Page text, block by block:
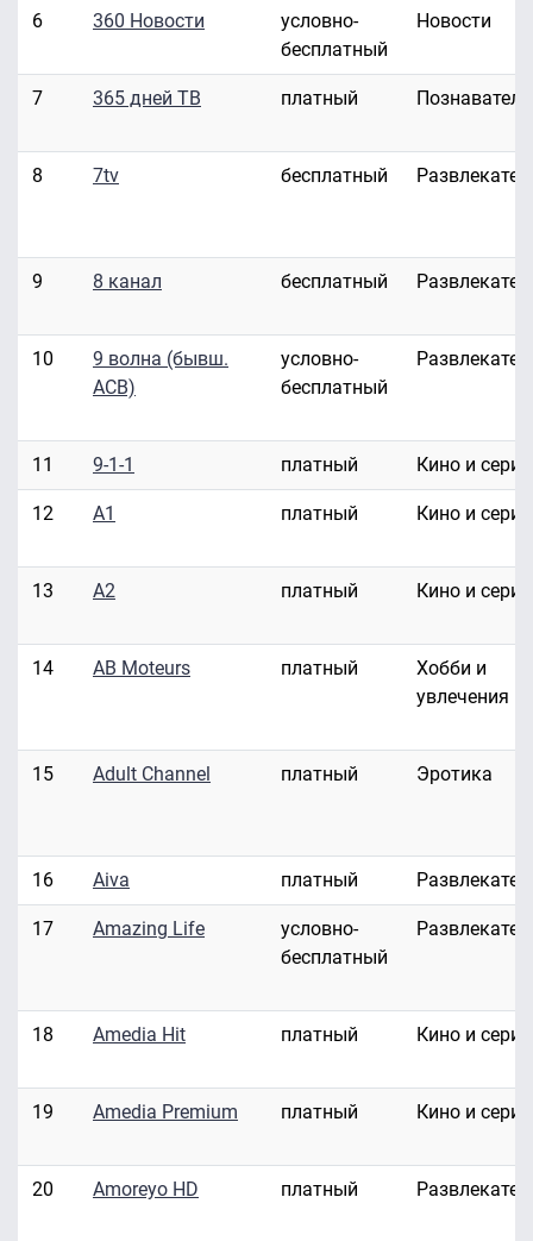
6 360 Новости
условно-
бесплатный
Новости
7 365 дней ТВ платный
8 7tv бесплатный
9 8 канал бесплатный
10
9 волна (бывш.
АСВ)
условно-
бесплатный
11 9-1-1 платный Кино и
12 A1 платный Кино и
13 A2 платный Кино и
14 AB Moteurs платный
Хобби и
увлечения
15 Adult Channel платный Эротика
16 Aiva платный
17 Amazing Life
условно-
бесплатный
18 Amedia Hit платный Кино и
19 Amedia Premium платный Кино и
20 Amoreyo HD платный